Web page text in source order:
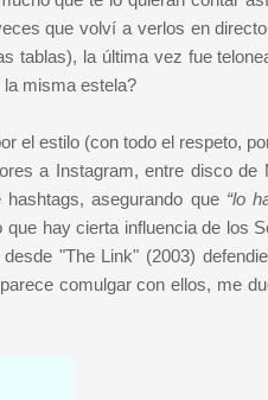
que volví a verlos en
tablas), la última vez fue
misma estela?
el estilo (con todo el respeto,
a Instagram, entre disco de
asegurando que “lo
hay cierta influencia de los
"The Link" (2003)
comulgar con ellos, me